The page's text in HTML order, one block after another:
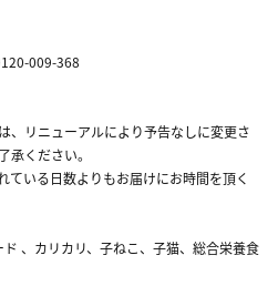
009-368
、リニューアルにより予告なしに変更さ
承ください。
いる日数よりもお届けにお時間を頂く
、カリカリ、子ねこ、子猫、総合栄養食